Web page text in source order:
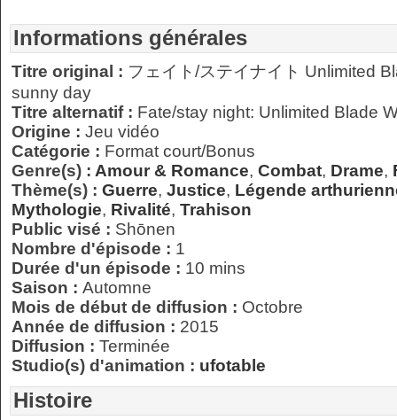
Informations générales
Titre original : フェイト/ステイナイト Unlimited
sunny day
Titre alternatif : Fate/stay night: Unlimited Blade
Origine : Jeu vidéo
Catégorie : Format court/Bonus
Genre(s) : Amour & Romance, Combat, Drame,
Thème(s) : Guerre, Justice, Légende
Mythologie, Rivalité, Trahison
Public visé : Shōnen
Nombre d'épisode : 1
Durée d'un épisode : 10 mins
Saison : Automne
Mois de début de diffusion : Octobre
Année de diffusion : 2015
Diffusion : Terminée
Studio(s) d'animation : ufotable
Histoire